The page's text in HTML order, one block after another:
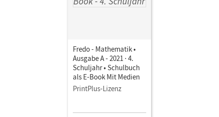
Fredo - Mathematik •
Ausgabe A - 2021 · 4.
Schuljahr • Schulbuch
als E-Book Mit Medien
PrintPlus-Lizenz